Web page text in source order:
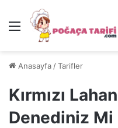
Menü
Anasayfa /Tarifler
Kırmızı
Denediniz